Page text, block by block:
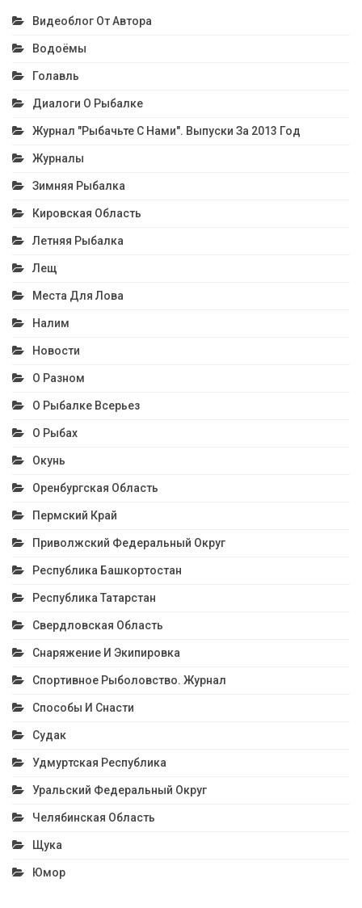
Видеоблог От Автора
Водоёмы
Голавль
Диалоги О Рыбалке
Журнал "Рыбачьте С Нами". Выпуски За 2013 Год
Журналы
Зимняя Рыбалка
Кировская Область
Летняя Рыбалка
Лещ
Места Для Лова
Налим
Новости
О Разном
О Рыбалке Всерьез
О Рыбах
Окунь
Оренбургская Область
Пермский Край
Приволжский Федеральный Округ
Республика Башкортостан
Республика Татарстан
Свердловская Область
Снаряжение И Экипировка
Спортивное Рыболовство. Журнал
Способы И Снасти
Судак
Удмуртская Республика
Уральский Федеральный Округ
Челябинская Область
Щука
Юмор